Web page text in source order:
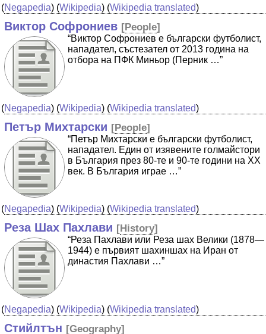
(Negapedia) (Wikipedia) (Wikipedia translated)
Виктор Софрониев [People]
“Виктор Софрониев е български футболист,
нападател, състезател от 2013 година на
отбора на ПФК Миньор (Перник …”
(Negapedia) (Wikipedia) (Wikipedia translated)
Петър Михтарски [People]
“Петър Михтарски е български футболист,
нападател. Един от изявените голмайстори
в България през 80-те и 90-те години на ХХ
век. В България играе …”
(Negapedia) (Wikipedia) (Wikipedia translated)
Реза Шах Пахлави [History]
“Реза Пахлави или Реза шах Велики (1878—
1944) е първият шахиншах на Иран от
династия Пахлави …”
(Negapedia) (Wikipedia) (Wikipedia translated)
Стийлтън [Geography]